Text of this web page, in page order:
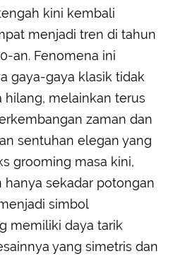
kini kembali
menjadi tren di tahun
an. Fenomena ini
gaya-gaya klasik tidak
hilang, melainkan terus
zaman dan
sentuhan elegan yang
grooming masa kini,
sekadar potongan
simbol
memiliki daya tarik
yang simetris dan